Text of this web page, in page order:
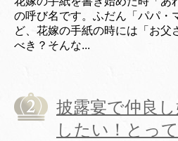
の呼び名です。ふだん「パパ・
ど、花嫁の手紙の時には「お父
べき？そんな...
披露宴で仲良
したい！とっ